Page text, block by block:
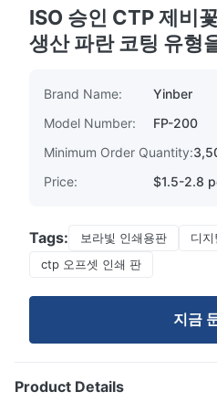
ISO 승인 CTP 제비
생산 파란 코팅 유형
Brand Name:
Yinber
Model Number:
FP-200
Minimum Order Quantity:
Price:
$1.5-2.8
Tags: 보라빛 인쇄용판
디
ctp 오프셋 인쇄 판
지금
Product Details